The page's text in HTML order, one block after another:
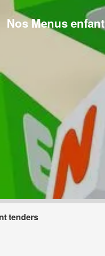
Nos Menus enfant
tenders